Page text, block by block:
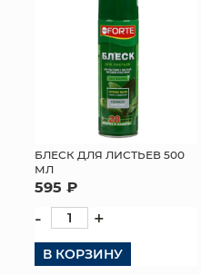
БЛЕСК ДЛЯ ЛИСТЬЕВ 500
МЛ
595 ₽
- +
В КОРЗИНУ